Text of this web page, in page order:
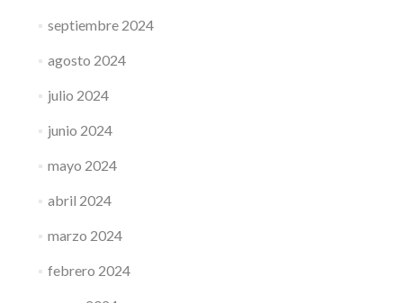
septiembre 2024
agosto 2024
julio 2024
junio 2024
mayo 2024
abril 2024
marzo 2024
febrero 2024